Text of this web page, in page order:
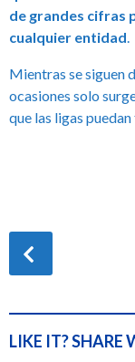
de grandes cifras
cualquier entidad.
Mientras se siguen
ocasiones solo
que las ligas
o
t
P
LIKE IT? SHARE